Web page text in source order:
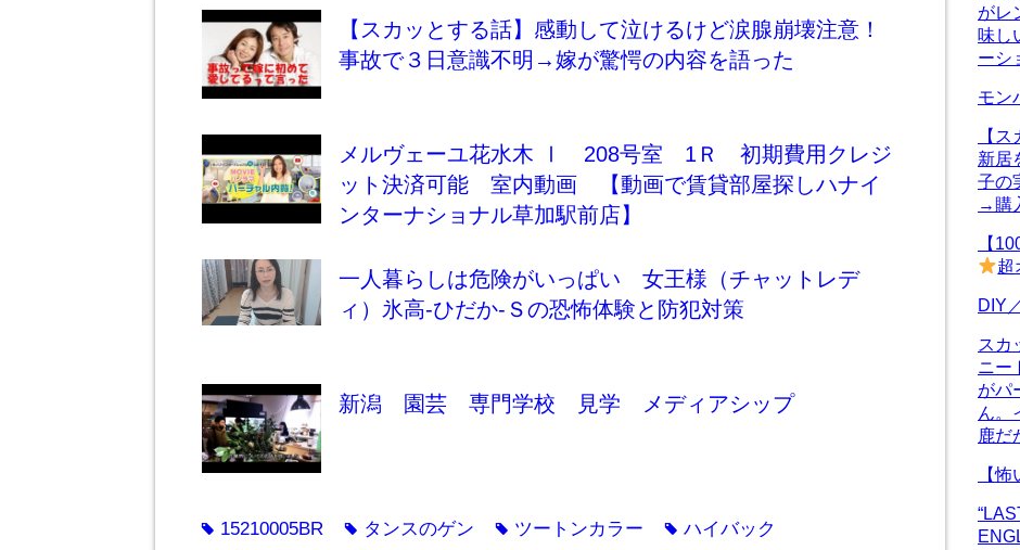
【スカッとする話】感動して泣けるけど涙腺崩壊注意！
事故で３日意識不明→嫁が驚愕の内容を語った
メルヴェーユ花水木 Ⅰ 208号室 1Ｒ 初期費用クレジ
ット決済可能 室内動画 【動画で賃貸部屋探しハナイ
ンターナショナル草加駅前店】
一人暮らしは危険がいっぱい 女王様（チャットレデ
ィ）氷高-ひだか-Ｓの恐怖体験と防犯対策
新潟 園芸 専門学校 見学 メディアシップ
tag 15210005BR tag タンスのゲン tag ツートンカラー tag ハイバック
がレ
味し
ーシ
モン
【
新居
子の
→購
【
超
DIY
スカ
ニー
がパ
ん。
鹿だ
【